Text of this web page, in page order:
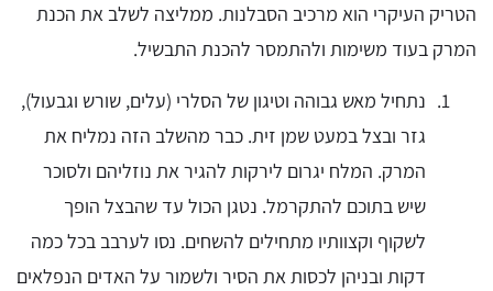
הטריק העיקרי הוא מרכיב הסבלנות. ממליצה לשלב את הכנת
המרק בעוד משימות ולהתמסר להכנת התבשיל.
נתחיל מאש גבוהה וטיגון של הסלרי (עלים, שורש וגבעול),
גזר ובצל במעט שמן זית. כבר מהשלב הזה נמליח את
המרק. המלח יגרום לירקות להגיר את נוזליהם ולסוכר
שיש בתוכם להתקרמל. נטגן הכול עד שהבצל הופך
לשקוף וקצוותיו מתחילים להשחים. נסו לערבב בכל כמה
דקות ובניהן לכסות את הסיר ולשמור על האדים הנפלאים